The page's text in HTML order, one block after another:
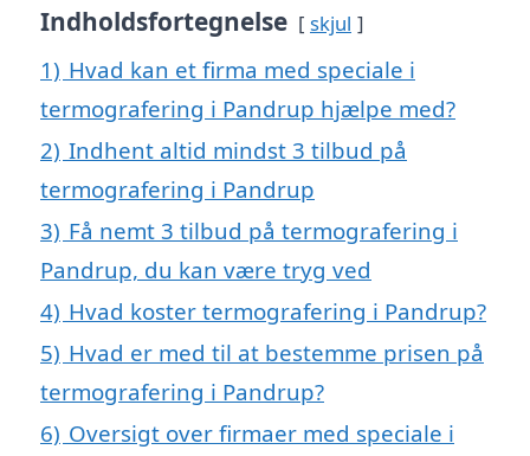
Indholdsfortegnelse skjul
1) Hvad kan et firma med speciale i
termografering i Pandrup hjælpe med?
2) Indhent altid mindst 3 tilbud på
termografering i Pandrup
3) Få nemt 3 tilbud på termografering i
Pandrup, du kan være tryg ved
4) Hvad koster termografering i Pandrup?
5) Hvad er med til at bestemme prisen på
termografering i Pandrup?
6) Oversigt over firmaer med speciale i